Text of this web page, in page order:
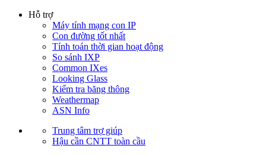
Hỗ trợ
Máy tính mạng con IP
Con đường tốt nhất
Tính toán thời gian hoạt động
So sánh IXP
Common IXes
Looking Glass
Kiểm tra băng thông
Weathermap
ASN Info
Trung tâm trợ giúp
Hậu cần CNTT toàn cầu